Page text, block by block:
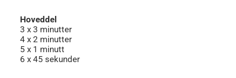
Hoveddel
3 x 3 minutter
4 x 2 minutter
5 x 1 minutt
6 x 45 sekunder